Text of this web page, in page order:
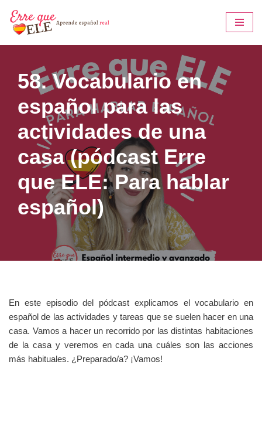
Saltar
al
58. Vocabulario en
español para las
actividades de una
casa (pódcast Erre
que ELE: Para hablar
español)
En este episodio del pódcast explicamos el vocabulario en
español de las actividades y tareas que se suelen hacer en una
casa. Vamos a hacer un recorrido por las distintas habitaciones
de la casa y veremos en cada una cuáles son las acciones
más habituales. ¿Preparado/a? ¡Vamos!